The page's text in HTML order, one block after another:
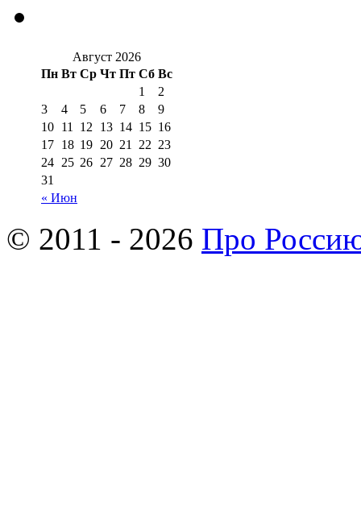
Август 2026
Пн Вт Ср Чт Пт Сб Вс
« Июн
1
2
3
4 5 6 7 8
9
10 11 12 13 14 15 16
17 18 19 20 21 22 23
24 25 26 27 28 29 30
31
© 2011 - 2026 Про